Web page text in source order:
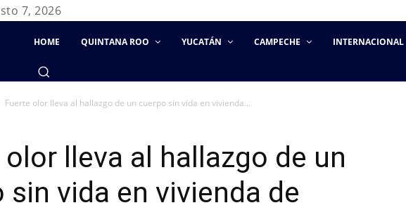
7, 2026
HOME QUINTANA ROO YUCATÁN CAMPECHE INTERNACIONAL
Fuerte olor lleva al hallazgo de un cuerpo sin vida en vivienda...
lleva al hallazgo de un
sin vida en vivienda de